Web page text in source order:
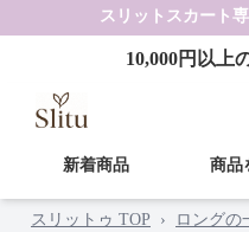
スリットスカート
10,000円以上
新着商品 商品
スリットゥ TOP › ロングの